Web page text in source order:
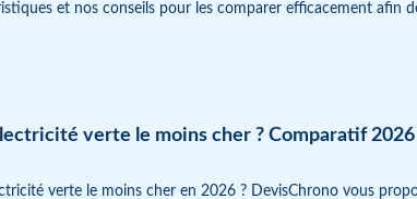
et nos conseils pour les comparer efficacement afin
verte le moins cher ? Comparatif 2026
verte le moins cher en 2026 ? DevisChrono vous